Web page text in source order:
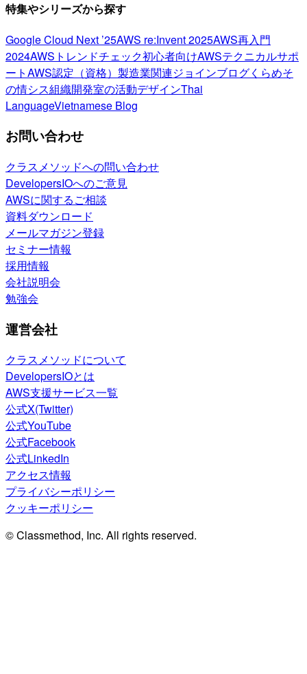
特集やシリーズから探す
Google Cloud Next ’25AWS re:Invent 2025AWS再入門
2024AWSトレンドチェック初心者向けAWSテクニカルサポ
ートAWS認定（資格） 製造業関連ジョインブログくらめそ
の情シス組織開発室の活動デザインThai
LanguageVietnamese Blog
お問い合わせ
クラスメソッドへの問い合わせ
DevelopersIOへのご意見
AWSに関するご相談
資料ダウンロード
メールマガジン登録
セミナー情報
採用情報
会社説明会
勉強会
運営会社
クラスメソッドについて
DevelopersIOとは
AWS支援サービス一覧
公式X(Twitter)
公式YouTube
公式Facebook
公式LinkedIn
アクセス情報
プライバシーポリシー
クッキーポリシー
© Classmethod, Inc. All rights reserved.